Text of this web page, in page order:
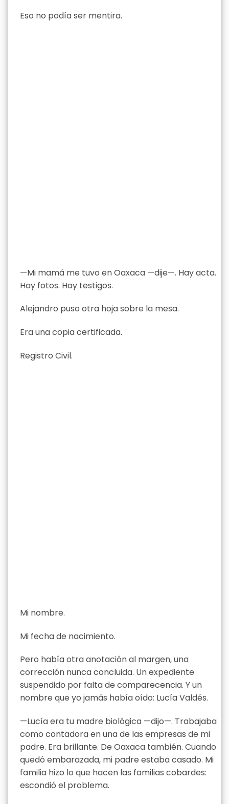
Eso no podía ser mentira.
—Mi mamá me tuvo en Oaxaca —dije—. Hay acta.
Hay fotos. Hay testigos.
Alejandro puso otra hoja sobre la mesa.
Era una copia certificada.
Registro Civil.
Mi nombre.
Mi fecha de nacimiento.
Pero había otra anotación al margen, una
corrección nunca concluida. Un expediente
suspendido por falta de comparecencia. Y un
nombre que yo jamás había oído: Lucía Valdés.
—Lucía era tu madre biológica —dijo—. Trabajaba
como contadora en una de las empresas de mi
padre. Era brillante. De Oaxaca también. Cuando
quedó embarazada, mi padre estaba casado. Mi
familia hizo lo que hacen las familias cobardes:
escondió el problema.